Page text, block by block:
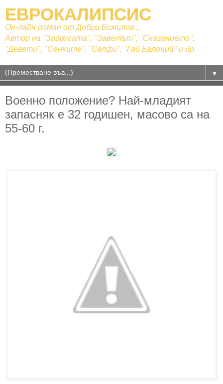
ЕВРОКАЛИПСИС
Он-лайн роман от Добри Божилов...
Автор на "Задругата", "Заветът", "Сказанието",
"Девети", "Сенките", "Селфи", "Гай Балоний" и др.
▼
Военно положение? Най-младият
запасняк е 32 годишен, масово са на
55-60 г.